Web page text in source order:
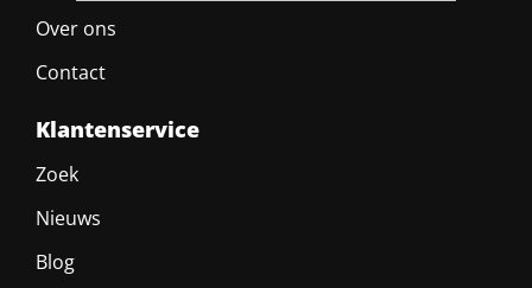
Over ons
Contact
Klantenservice
Zoek
Nieuws
Blog